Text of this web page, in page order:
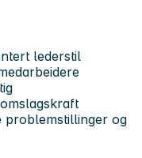
lederstil
problemstillinger og